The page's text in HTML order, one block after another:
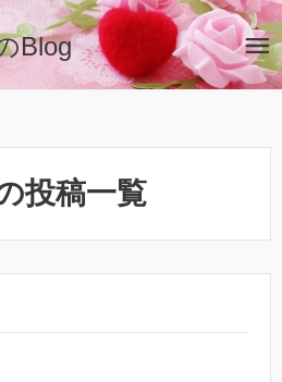
Blog
投稿一覧